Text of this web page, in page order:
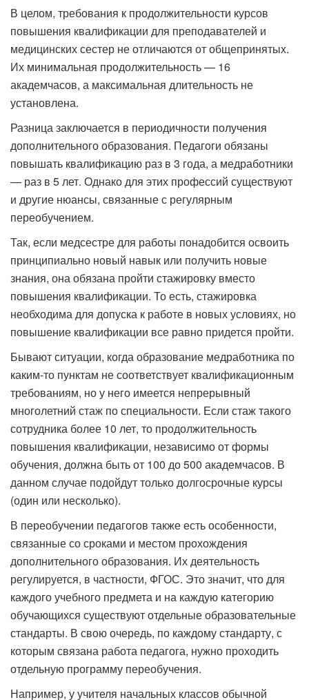
В целом, требования к продолжительности курсов
повышения квалификации для преподавателей и
медицинских сестер не отличаются от общепринятых.
Их минимальная продолжительность — 16
академчасов, а максимальная длительность не
установлена.
Разница заключается в периодичности получения
дополнительного образования. Педагоги обязаны
повышать квалификацию раз в 3 года, а медработники
— раз в 5 лет. Однако для этих профессий существуют
и другие нюансы, связанные с регулярным
переобучением.
Так, если медсестре для работы понадобится освоить
принципиально новый навык или получить новые
знания, она обязана пройти стажировку вместо
повышения квалификации. То есть, стажировка
необходима для допуска к работе в новых условиях, но
повышение квалификации все равно придется пройти.
Бывают ситуации, когда образование медработника по
каким-то пунктам не соответствует квалификационным
требованиям, но у него имеется непрерывный
многолетний стаж по специальности. Если стаж такого
сотрудника более 10 лет, то продолжительность
повышения квалификации, независимо от формы
обучения, должна быть от 100 до 500 академчасов. В
данном случае подойдут только долгосрочные курсы
(один или несколько).
В переобучении педагогов также есть особенности,
связанные со сроками и местом прохождения
дополнительного образования. Их деятельность
регулируется, в частности, ФГОС. Это значит, что для
каждого учебного предмета и на каждую категорию
обучающихся существуют отдельные образовательные
стандарты. В свою очередь, по каждому стандарту, с
которым связана работа педагога, нужно проходить
отдельную программу переобучения.
Например, у учителя начальных классов обычной